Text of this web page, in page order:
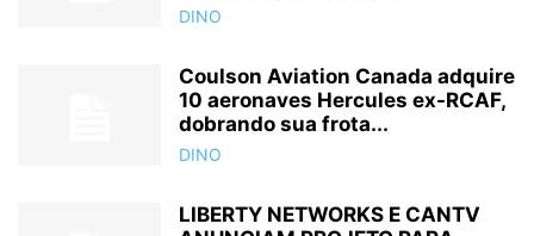
DINO
Coulson Aviation Canada adquire
10 aeronaves Hercules ex-RCAF,
dobrando sua frota...
DINO
LIBERTY NETWORKS E CANTV